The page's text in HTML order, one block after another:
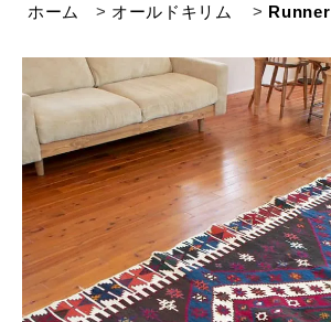
ホーム > オールドキリム > Runner